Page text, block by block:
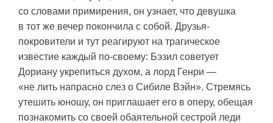
со словами примирения, он узнает, что девушка
в тот же вечер покончила с собой. Друзья-
покровители и тут реагируют на трагическое
известие каждый по-своему: Бэзил советует
Дориану укрепиться духом, а лорд Генри —
«не лить напрасно слез о Сибиле Вэйн». Стремясь
утешить юношу, он приглашает его в оперу, обещая
познакомить со своей обаятельной сестрой леди